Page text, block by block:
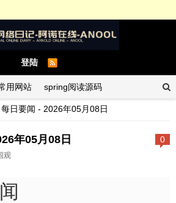
登陆
用网站 spring阅读源码
GitHub中文排行榜
日要闻 - 2026年05月08日
0
年05月08日
观